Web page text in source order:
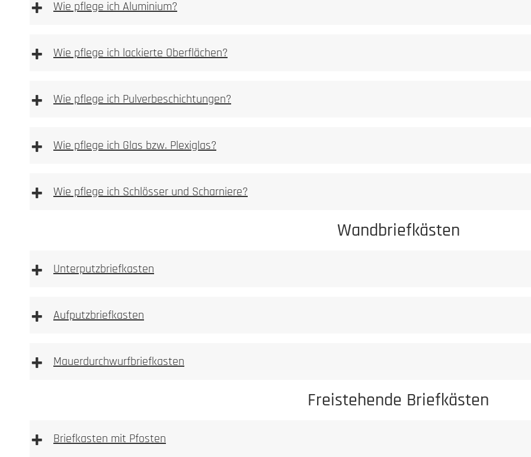
Durch Flugrost verursachte Korrosionserscheinungen sind von der Gewährleistung
+ Wie pflege ich Aluminium?
+ Wie pflege ich lackierte Oberflächen?
essighaltigen Reinigungsmittel verwenden
+ Wie pflege ich Pulverbeschichtungen?
+ Wie pflege ich Glas bzw. Plexiglas?
+ Wie pflege ich Schlösser und Scharniere?
Wandbriefkästen
+ Unterputzbriefkasten
+ Aufputzbriefkasten
+ Mauerdurchwurfbriefkasten
Freistehende Briefkästen
+ Briefkasten mit Pfosten